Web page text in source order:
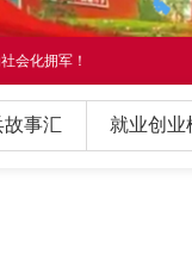
会化拥军！
故事汇 就业创业